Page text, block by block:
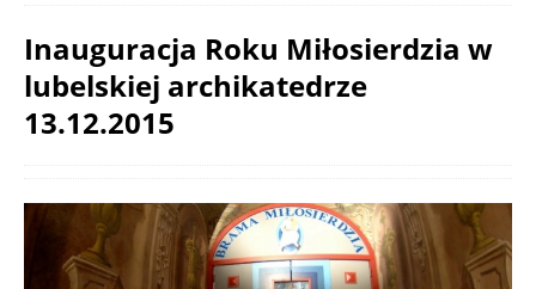
Inauguracja Roku Miłosierdzia w
lubelskiej archikatedrze
13.12.2015